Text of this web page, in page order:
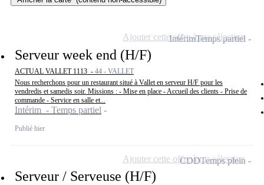
Serveur week end (H/F)
ACTUAL VALLET 1113 - 44 - VALLET
Nous recherchons pour un restaurant situé à Vallet en serveur H/F pour les
vendredis et samedis soir. Missions : - Mise en place - Accueil des clients - Prise de
commande - Service en salle et...
Intérim - Temps partiel
Publié hier
IntérimTemps partiel
Ajouter cette offre à ma sélection
Serveur / Serveuse (H/F)
CDDTemps plein
Ajouter cette offre à ma sélection